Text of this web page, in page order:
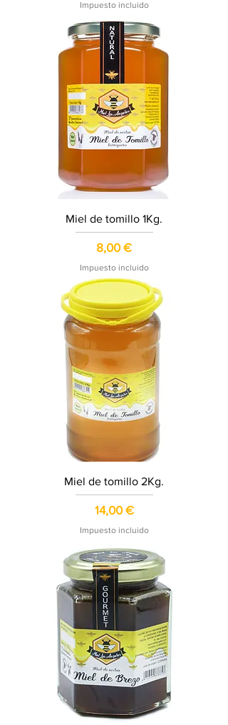
Impuesto incluido
Miel de tomillo 1Kg.
Precio
8,00 €
Impuesto incluido
Miel de tomillo 2Kg.
Precio
14,00 €
Impuesto incluido